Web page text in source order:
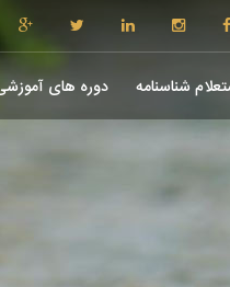
شناسنامه دوره های